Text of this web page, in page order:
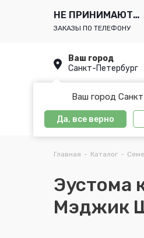
НЕ ПРИНИМАЮТСЯ
ЗАКАЗЫ ПО ТЕЛЕФОНУ
Ваш город
Санкт-Петербург
Ваш город
Да, все верно
Главная - Каталог -
Эустома
Мэджик